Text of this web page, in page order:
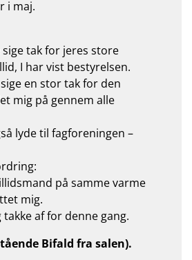
i maj.
tak for jeres store
I har vist bestyrelsen.
en stor tak for den
mig på gennem alle
lyde til fagforeningen –
på samme varme
mig.
af for denne gang.
Bifald fra salen).